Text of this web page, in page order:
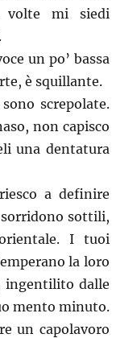
volte mi siedi
un po’ bassa
è squillante.
screpolate.
non capisco
una dentatura
a definire
sorridono sottili,
I tuoi
la loro
ingentilito dalle
mento minuto.
un capolavoro